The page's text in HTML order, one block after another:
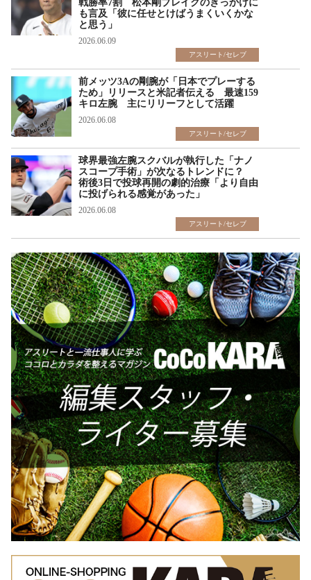
戦勝率7割 松本剛ブレイクのきっかけに
も言及「彼に任せとけばうまくいくかな
と思う」
2026.06.09
アスリート/セレブ
前メッツ3Aの剛腕が「日本でプレーする
ため」リリースと米記者伝える 最速159
キロ左腕 主にリリーフとして活躍
2026.06.08
アスリート/セレブ
球界最強左腕スクバルが執行した「ナノ
スコープ手術」が次なるトレンドに？
術後3日で投球再開の劇的治療「より自由
に投げられる感覚があった」
2026.06.08
アスリート/セレブ